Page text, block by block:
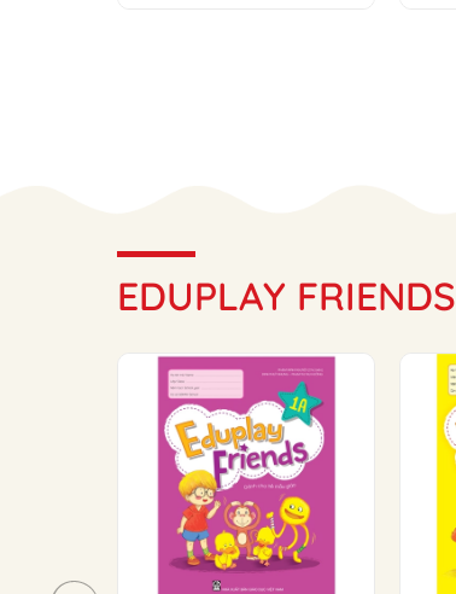
EDUPLAY FRIENDS